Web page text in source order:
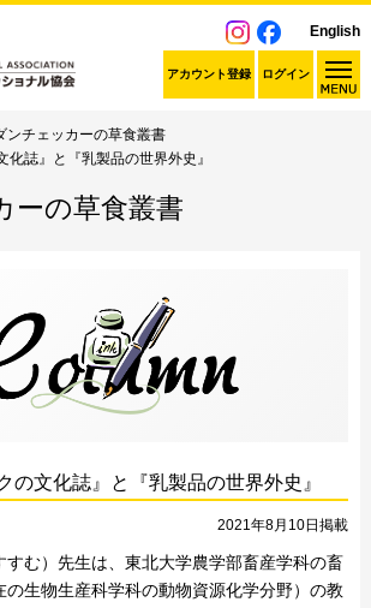
English
アカウント登録 ログイン
ンチェッカーの草食叢書
化誌』と『乳製品の世界外史』
ーの草食叢書
の文化誌』と『乳製品の世界外史』
2021年8月10日掲載
すむ）先生は、東北大学農学部畜産学科の畜
の生物生産科学科の動物資源化学分野）の教